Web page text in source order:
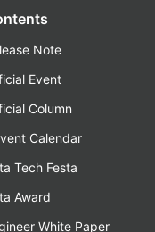
Note
Event
Column
Calendar
Tech Festa
Award
White Paper